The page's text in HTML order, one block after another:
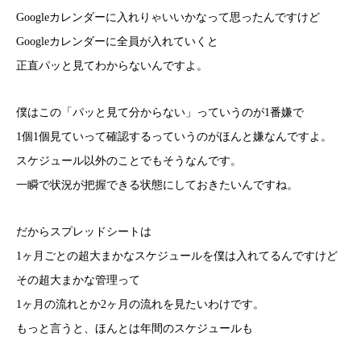
Googleカレンダーに入れりゃいいかなって思ったんですけど
Googleカレンダーに全員が入れていくと
正直パッと見てわからないんですよ。
僕はこの「パッと見て分からない」っていうのが1番嫌で
1個1個見ていって確認するっていうのがほんと嫌なんですよ。
スケジュール以外のことでもそうなんです。
一瞬で状況が把握できる状態にしておきたいんですね。
だからスプレッドシートは
1ヶ月ごとの超大まかなスケジュールを僕は入れてるんですけど
その超大まかな管理って
1ヶ月の流れとか2ヶ月の流れを見たいわけです。
もっと言うと、ほんとは年間のスケジュールも